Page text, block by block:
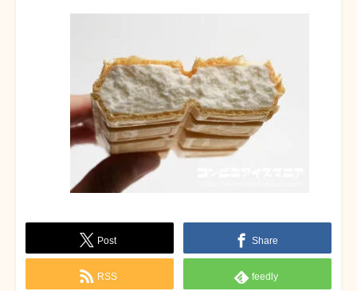
Post Share
RSS feedly